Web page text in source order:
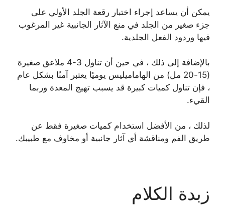
يمكن أن يساعد إجراء اختبار رقعة الجلد الأولي على
جزء صغير من الجلد في منع الآثار الجانبية غير المرغوب
فيها وردود الفعل الجلدية.
بالإضافة إلى ذلك ، في حين أن تناول 3-4 ملاعق صغيرة
(15-20 مل) من الهاماميليس يوميًا يعتبر آمنًا بشكل عام
، فإن تناول كميات كبيرة قد يسبب تهيج المعدة وربما
القيء.
لذلك ، من الأفضل استخدام كميات صغيرة فقط عن
طريق الفم ومناقشة أي آثار جانبية أو مخاوف مع طبيبك.
زبدة الكلام